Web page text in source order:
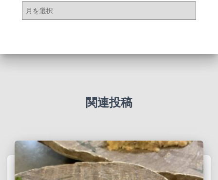
ア
関連投稿